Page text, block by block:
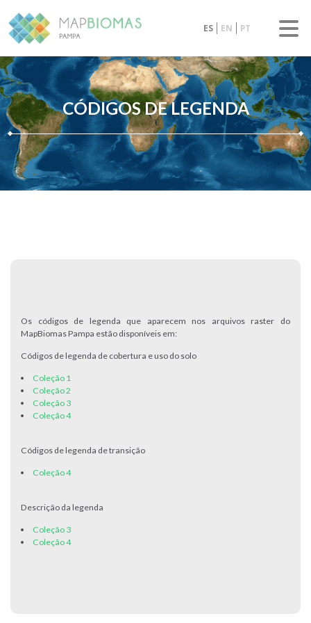
ES EN PT
CÓDIGOS DE LEGENDA
Os códigos de legenda que aparecem nos arquivos raster do
MapBiomas Pampa estão disponíveis em:
Códigos de legenda de cobertura e uso do solo
Coleção 1
Coleção 2
Coleção 3
Coleção 4
Códigos de legenda de transição
Coleção 4
Descrição da legenda
Coleção 3
Coleção 4